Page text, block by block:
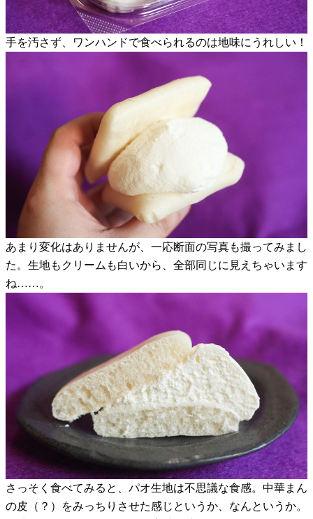
手を汚さず、ワンハンドで食べられるのは地味にうれしい！
あまり変化はありませんが、一応断面の写真も撮ってみまし
た。生地もクリームも白いから、全部同じに見えちゃいます
ね……。
さっそく食べてみると、パオ生地は不思議な食感。中華まん
の皮（？）をみっちりさせた感じというか、なんというか。